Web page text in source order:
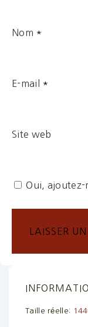
Nom *
E-mail *
Site web
Oui, ajoutez-
Taille réelle: